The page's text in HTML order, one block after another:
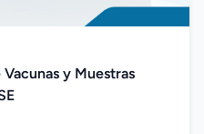
y Muestras